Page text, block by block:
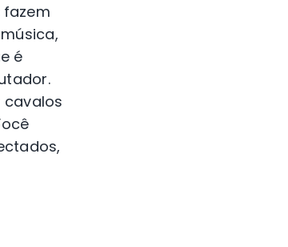
é
cavalos